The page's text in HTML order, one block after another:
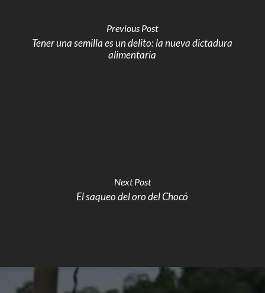
Previous Post
Tener una semilla es un delito: la nueva dictadura
alimentaria
Next Post
El saqueo del oro del Chocó